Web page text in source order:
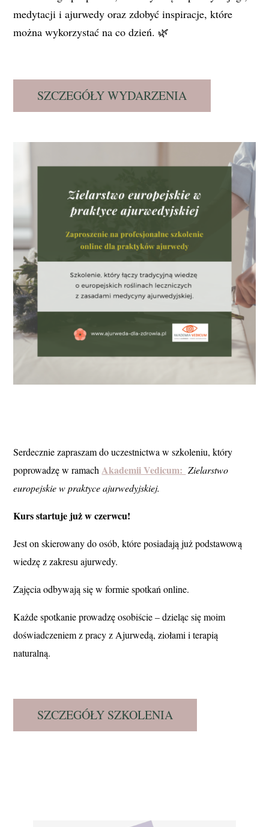
medytacji i ajurwedy oraz zdobyć inspiracje, które
można wykorzystać na co dzień. 🌿
SZCZEGÓŁY WYDARZENIA
Serdecznie zapraszam do uczestnictwa w szkoleniu, który
poprowadzę w ramachAkademii Vedicum: Zielarstwo
europejskie w praktyce ajurwedyjskiej.
Kurs startuje już w czerwcu!
Jest on skierowany do osób, które posiadają już podstawową
wiedzę z zakresu ajurwedy.
Zajęcia odbywają się w formie spotkań online.
Każde spotkanie prowadzę osobiście – dzieląc się moim
doświadczeniem z pracy z Ajurwedą, ziołami i terapią
naturalną.
SZCZEGÓŁY SZKOLENIA